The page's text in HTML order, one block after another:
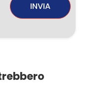
INVIA